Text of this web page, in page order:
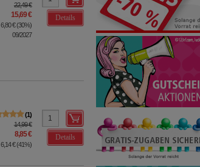
22,49 €
15,69 €
6,80 €(30%)
09/2027
Details
1
14,99 €
8,85 €
6,14 €(41%)
Details